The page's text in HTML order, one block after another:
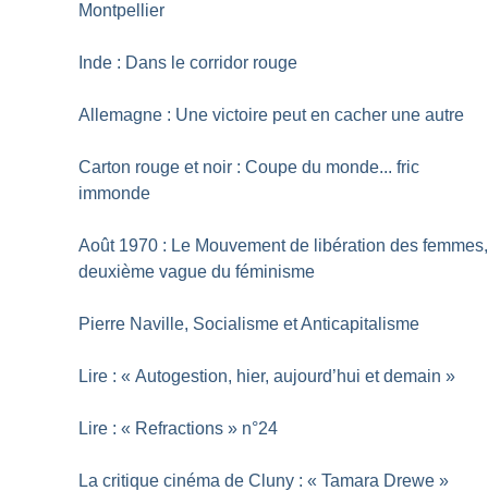
Montpellier
Inde : Dans le corridor rouge
Allemagne : Une victoire peut en cacher une autre
Carton rouge et noir : Coupe du monde... fric
immonde
Août 1970 : Le Mouvement de libération des femmes,
deuxième vague du féminisme
Pierre Naville, Socialisme et Anticapitalisme
Lire : « Autogestion, hier, aujourd’hui et demain »
Lire : « Refractions » n°24
La critique cinéma de Cluny : « Tamara Drewe »